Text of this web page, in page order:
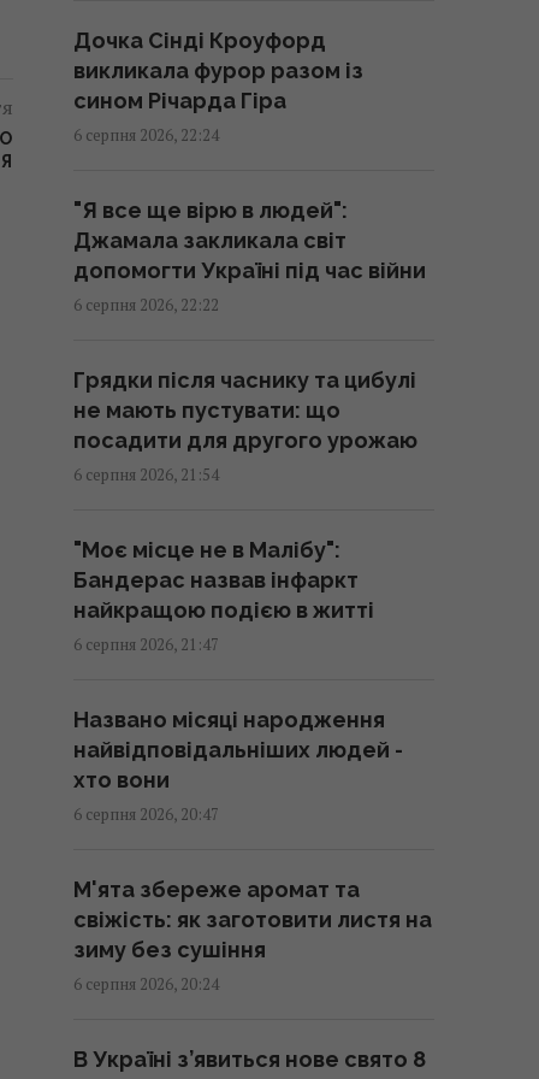
Частина ракети SpaceX
розбилася об Місяць: вчені
розповіли про побачене в
Китай оточив пустелю
деревами: через роки вона
"Стародавній" римський театр,
популярний серед туристів,
Ці знаки на долоні є не у всіх:
що вони означають
Дістатися "нуля" стає майже
неможливим завданням, -
Business Insider
Після скандалу у Федерації
футболу Інфантіно зберіг
посаду, хоча Європа йому не
Дочка Сінді Кроуфорд
викликала фурор разом із
сином Річарда Гіра
6 серпня 2026, 22:24
"Я все ще вірю в людей":
Джамала закликала світ
допомогти Україні під час війни
6 серпня 2026, 22:22
Грядки після часнику та цибулі
не мають пустувати: що
посадити для другого урожаю
6 серпня 2026, 21:54
"Моє місце не в Малібу":
Бандерас назвав інфаркт
найкращою подією в житті
6 серпня 2026, 21:47
Названо місяці народження
найвідповідальніших людей -
хто вони
6 серпня 2026, 20:47
М'ята збереже аромат та
свіжість: як заготовити листя на
зиму без сушіння
6 серпня 2026, 20:24
В Україні з’явиться нове свято 8